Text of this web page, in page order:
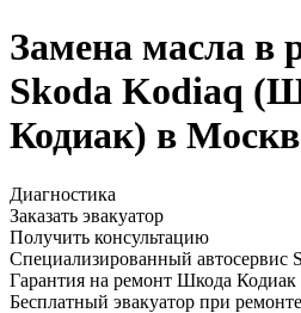
Замена масла в
Skoda Kodiaq
Кодиак) в
Диагностика
Заказать эвакуатор
Получить консультацию
Специализированный автосервис
Гарантия на ремонт Шкода Кодиак
Бесплатный эвакуатор при